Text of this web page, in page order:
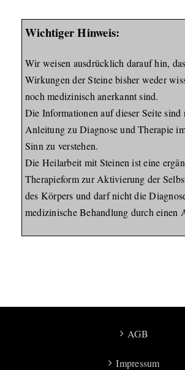
Wichtiger Hinweis:
Wir weisen ausdrücklich darauf hin,
Wirkungen der Steine bisher weder
noch medizinisch anerkannt sind.
Die Informationen auf dieser Seite sind
Anleitung zu Diagnose und Therapie
Sinn zu verstehen.
Die Heilarbeit mit Steinen ist eine
Therapieform zur Aktivierung der
des Körpers und darf nicht die
medizinische Behandlung durch einen
AGB
Impressum